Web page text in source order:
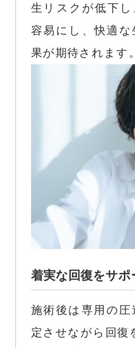
生リスクが低下
容易にし、快適
果が期待されます。
着実な回復をサポ
施術後は専用の
定させながら回復